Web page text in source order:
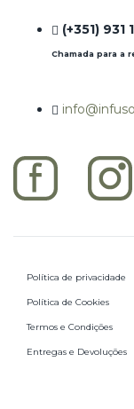
(+351) 931
Chamada para a
Política de privacidade
Política de Cookies
Termos e Condições
Entregas e Devoluções